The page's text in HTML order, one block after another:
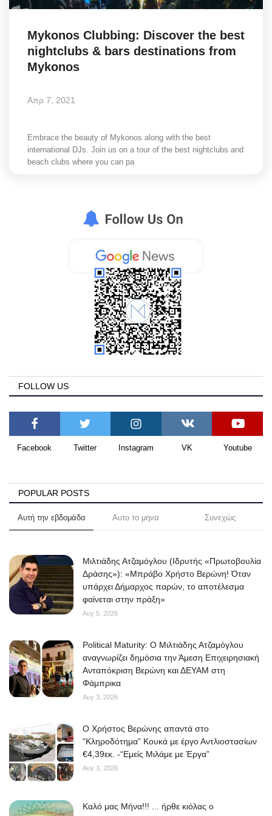
Γλώσσα
Mykonos Clubbing: Discover the best
nightclubs & bars destinations from
Mykonos
Απρ 7, 2021
Embrace the beauty of Mykonos along with the best
international DJs. Join us on a tour of the best nightclubs and
beach clubs where you can pa
FOLLOW US
Facebook Twitter Instagram VK Youtube
POPULAR POSTS
Αυτή την εβδομάδα Αυτο το μηνα Συνεχώς
Μιλτιάδης Ατζαμόγλου (Ιδρυτής «Πρωτοβουλία
Δράσης»): «Μπράβο Χρήστο Βερώνη! Όταν
υπάρχει Δήμαρχος παρών, το αποτέλεσμα
φαίνεται στην πράξη»
Αυγ 5, 2026
Political Maturity: Ο Μιλτιάδης Ατζαμόγλου
αναγνωρίζει δημόσια την Άμεση Επιχειρησιακή
Ανταπόκριση Βερώνη και ΔΕΥΑΜ στη
Φάμπρικα
Αυγ 3, 2026
O Χρήστος Βερώνης απαντά στο
“Κληροδότημα” Κουκά με έργο Αντλιοστασίων
€4,39εκ. -“Εμείς Μιλάμε με Έργα”
Αυγ 3, 2026
Kαλό μας Μήνα!!! ... ήρθε κιόλας ο